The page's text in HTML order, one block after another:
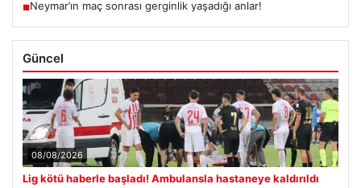
■Neymar’ın maç sonrası gerginlik yaşadığı anlar!
Güncel
08/08/2026
Lig kötü haberle başladı! Ambulansla hastaneye kaldırıldı